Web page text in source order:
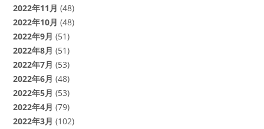
2022年11月 (48)
2022年10月 (48)
2022年9月 (51)
2022年8月 (51)
2022年7月 (53)
2022年6月 (48)
2022年5月 (53)
2022年4月 (79)
2022年3月 (102)